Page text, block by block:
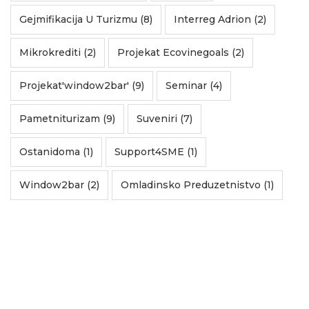
Gejmifikacija U Turizmu (8) Interreg Adrion (2)
Mikrokrediti (2) Projekat Ecovinegoals (2)
Projekat'window2bar' (9) Seminar (4)
Pametniturizam (9) Suveniri (7)
Ostanidoma (1) Support4SME (1)
Window2bar (2) Omladinsko Preduzetnistvo (1)